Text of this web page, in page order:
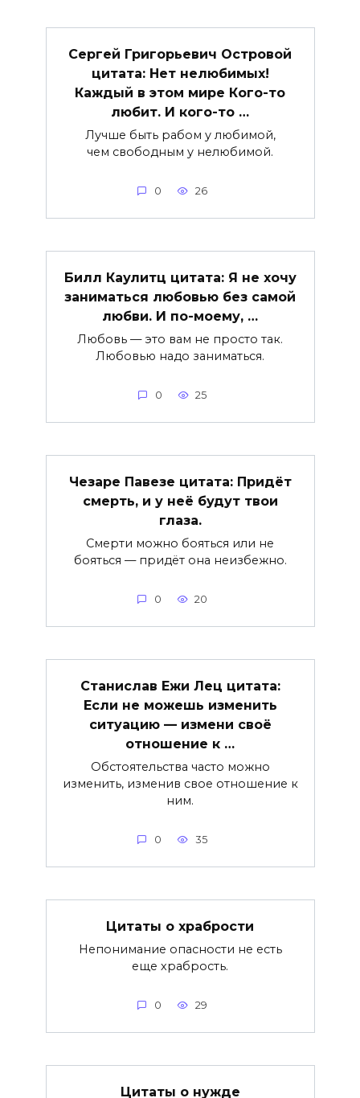
Сергей Григорьевич Островой
цитата: Нет нелюбимых!
Каждый в этом мире Кого-то
любит. И кого-то …
Лучше быть рабом у любимой,
чем свободным у нелюбимой.
0 26
Билл Каулитц цитата: Я не хочу
заниматься любовью без самой
любви. И по-моему, …
Любовь — это вам не просто так.
Любовью надо заниматься.
0 25
Чезаре Павезе цитата: Придёт
смерть, и у неё будут твои
глаза.
Смерти можно бояться или не
бояться — придёт она неизбежно.
0 20
Станислав Ежи Лец цитата:
Если не можешь изменить
ситуацию — измени своё
отношение к …
Обстоятельства часто можно
изменить, изменив свое отношение к
ним.
0 35
Цитаты о храбрости
Непонимание опасности не есть
еще храбрость.
0 29
Цитаты о нужде